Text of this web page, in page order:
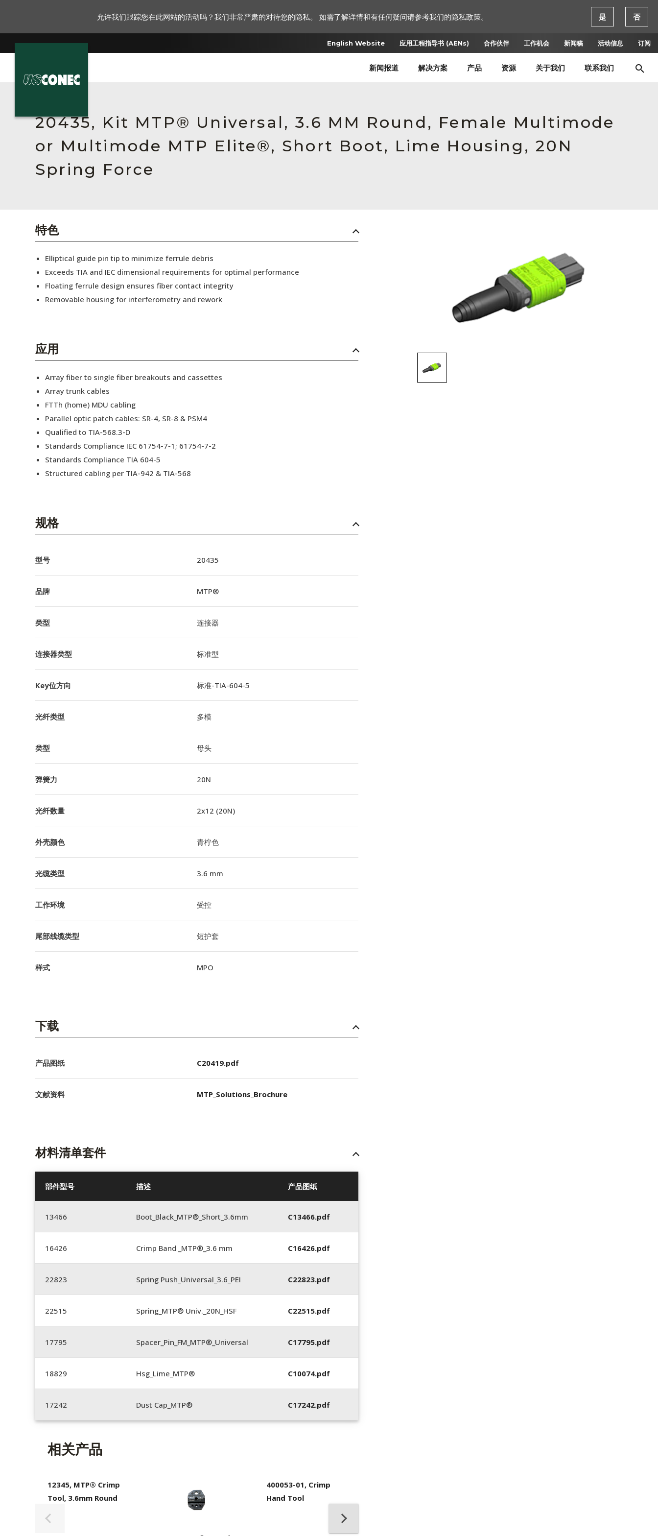
English Website 应用工程指导书 (AENs) 合作伙伴 工作机会 新闻稿 活动信息 订阅
新闻报道 解决方案 产品 资源 关于我们 联系我们
English Website
应用工程指导书 (AENs)
工作机会
20435, Kit MTP® Universal, 3.6 MM Round, Female Multimode
or Multimode MTP Elite®, Short Boot, Lime Housing, 20N
Spring Force
特色
Elliptical guide pin tip to minimize ferrule debris
Exceeds TIA and IEC dimensional requirements for optimal performance
Floating ferrule design ensures fiber contact integrity
Removable housing for interferometry and rework
应用
Array fiber to single fiber breakouts and cassettes
Array trunk cables
FTTh (home) MDU cabling
Parallel optic patch cables: SR-4, SR-8 & PSM4
Qualified to TIA-568.3-D
Standards Compliance IEC 61754-7-1; 61754-7-2
Standards Compliance TIA 604-5
Structured cabling per TIA-942 & TIA-568
规格
型号 20435
品牌 MTP®
类型 连接器
连接器类型 标准型
Key位方向 标准-TIA-604-5
光纤类型 多模
类型 母头
弹簧力 20N
光纤数量 2x12 (20N)
外壳颜色 青柠色
光缆类型 3.6 mm
工作环境 受控
尾部线缆类型 短护套
样式 MPO
下载
产品图纸 C20419.pdf
文献资料 MTP_Solutions_Brochure
材料清单套件
部件型号 描述 产品图纸
13466 Boot_Black_MTP®_Short_3.6mm C13466.pdf
16426 Crimp Band _MTP®_3.6 mm C16426.pdf
22823 Spring Push_Universal_3.6_PEI C22823.pdf
22515 Spring_MTP® Univ._20N_HSF C22515.pdf
17795 Spacer_Pin_FM_MTP®_Universal C17795.pdf
18829 Hsg_Lime_MTP® C10074.pdf
17242 Dust Cap_MTP® C17242.pdf
相关产品
12345, MTP® Crimp
Tool, 3.6mm Round
400053-01, Crimp
Hand Tool
允许我们跟踪您在此网站的活动吗？我们非常严肃的对待您的隐私。 如需了解详情和有任何疑问请参考我们的隐私政策。 是 否